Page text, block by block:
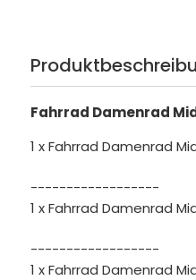
Fahrrad Damenrad
1 x Fahrrad Damenrad
------------------
1 x Fahrrad Damenrad
------------------
1 x Fahrrad Damenrad